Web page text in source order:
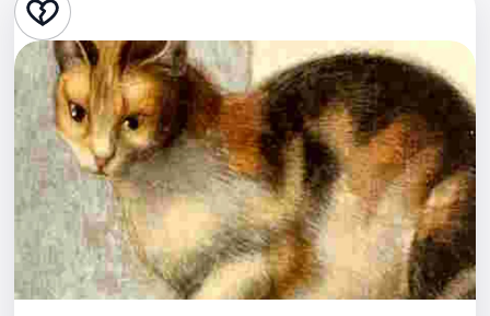
Стендап
Выставки
Квесты
Экскурсии
Спорт
События